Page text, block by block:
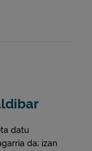
datu
da; izan